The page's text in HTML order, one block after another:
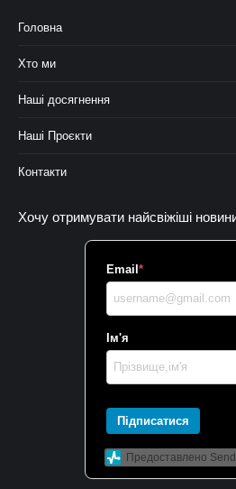
Головна
Хто ми
Наші досягнення
Наші Проєкти
Контакти
Хочу отримувати найсвіжіші
Email *
Ім'я
Підписатися
Предоставлено